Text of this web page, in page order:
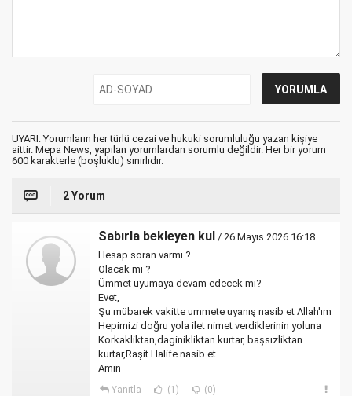
UYARI: Yorumların her türlü cezai ve hukuki sorumluluğu yazan kişiye
aittir. Mepa News, yapılan yorumlardan sorumlu değildir. Her bir yorum
600 karakterle (boşluklu) sınırlıdır.
2 Yorum
Sabırla bekleyen kul / 26 Mayıs 2026 16:18
Hesap soran varmı ?
Olacak mı ?
Ümmet uyumaya devam edecek mi?
Evet,
Şu mübarek vakitte ummete uyanış nasib et Allah'ım
Hepimizi doğru yola ilet nimet verdiklerinin yoluna
Korkakliktan,daginikliktan kurtar, başsızliktan
kurtar,Raşit Halife nasib et
Amin
Yanıtla (1) (0)